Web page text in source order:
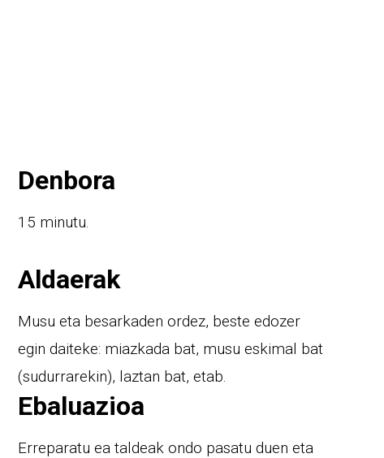
Denbora
15 minutu.
Aldaerak
Musu eta besarkaden ordez, beste edozer
egin daiteke: miazkada bat, musu eskimal bat
(sudurrarekin), laztan bat, etab.
Ebaluazioa
Erreparatu ea taldeak ondo pasatu duen eta